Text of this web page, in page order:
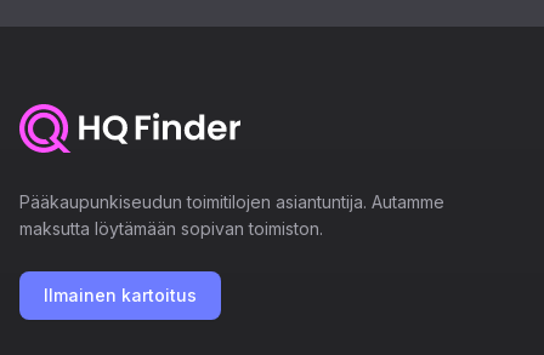
Pääkaupunkiseudun toimitilojen asiantuntija. Autamme
maksutta löytämään sopivan toimiston.
Ilmainen kartoitus